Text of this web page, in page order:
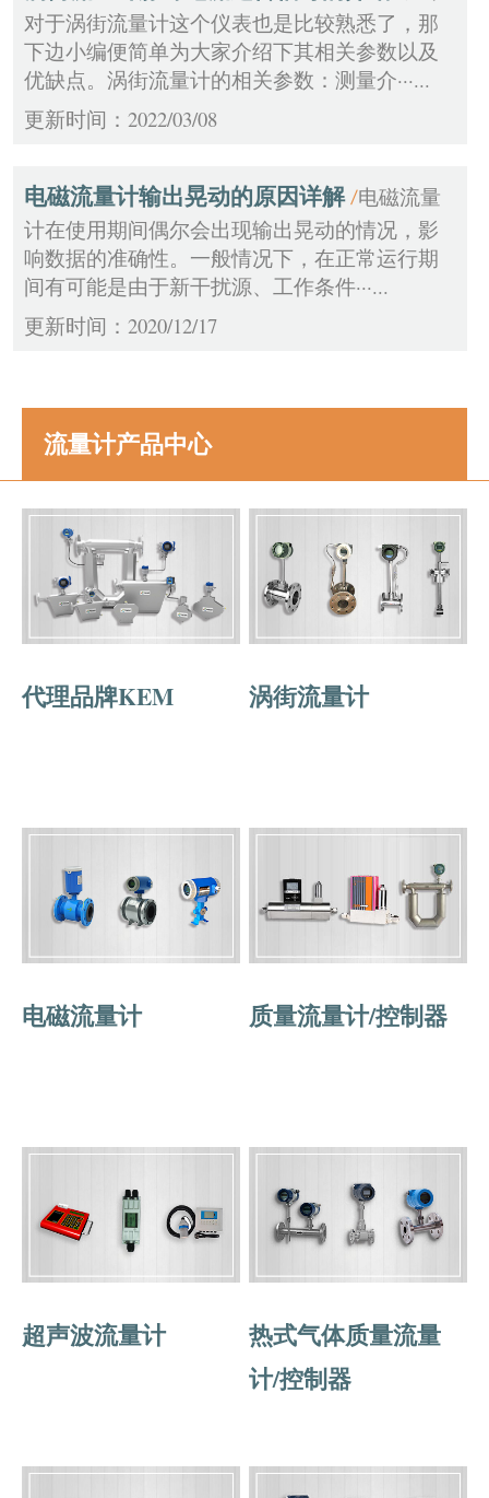
对于涡街流量计这个仪表也是比较熟悉了，那
下边小编便简单为大家介绍下其相关参数以及
优缺点。涡街流量计的相关参数：测量介···...
更新时间：2022/03/08
电磁流量计输出晃动的原因详解 /电磁流量
计在使用期间偶尔会出现输出晃动的情况，影
响数据的准确性。一般情况下，在正常运行期
间有可能是由于新干扰源、工作条件···...
更新时间：2020/12/17
流量计产品中心
代理品牌KEM 涡街流量计
电磁流量计 质量流量计/控制器
超声波流量计
热式气体质量流量
计/控制器